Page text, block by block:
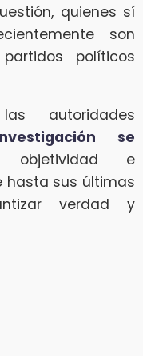
quienes sí
son
políticos
autoridades
se
e
hasta sus últimas
verdad y